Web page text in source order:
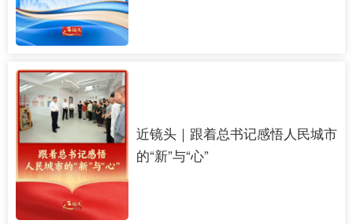
近镜头｜跟着总书记感悟人民城市
的“新”与“心”